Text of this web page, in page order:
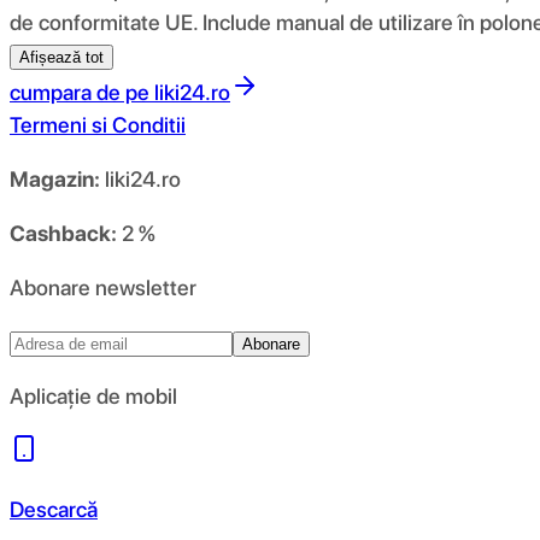
de conformitate UE. Include manual de utilizare în
Afișează tot
cumpara de pe liki24.ro
Termeni si Conditii
Magazin: liki24.ro
Cashback: 2 %
Abonare newsletter
Abonare
Aplicație de mobil
Descarcă